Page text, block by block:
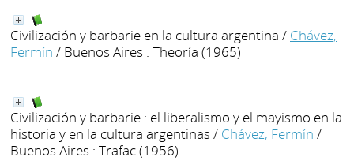
Civilización y barbarie en la cultura argentina / Chávez,
Fermín / Buenos Aires : Theoría (1965)
Civilización y barbarie : el liberalismo y el mayismo en la
historia y en la cultura argentinas / Chávez, Fermín /
Buenos Aires : Trafac (1956)